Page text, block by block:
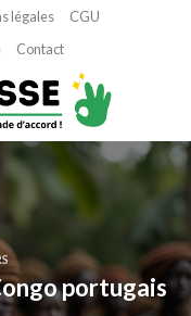
légales
CGU
Contact
portugais